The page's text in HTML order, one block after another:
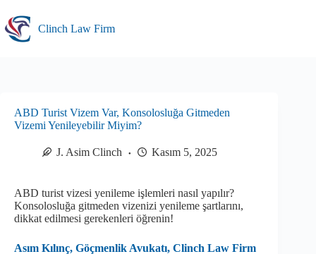
content
Clinch Law Firm
ABD Turist Vizem Var, Konsolosluğa Gitmeden
Vizemi Yenileyebilir Miyim?
J. Asim Clinch Kasım 5, 2025
ABD turist vizesi yenileme işlemleri nasıl yapılır?
Konsolosluğa gitmeden vizenizi yenileme şartlarını,
dikkat edilmesi gerekenleri öğrenin!
Asım Kılınç, Göçmenlik Avukatı, Clinch Law Firm